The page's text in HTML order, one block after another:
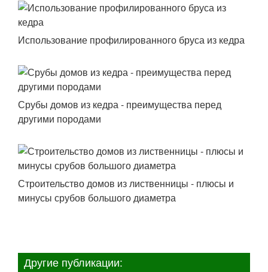
Использование профилированного бруса из кедра
Срубы домов из кедра - преимущества перед
другими породами
Строительство домов из лиственницы - плюсы и
минусы срубов большого диаметра
Другие публикации: